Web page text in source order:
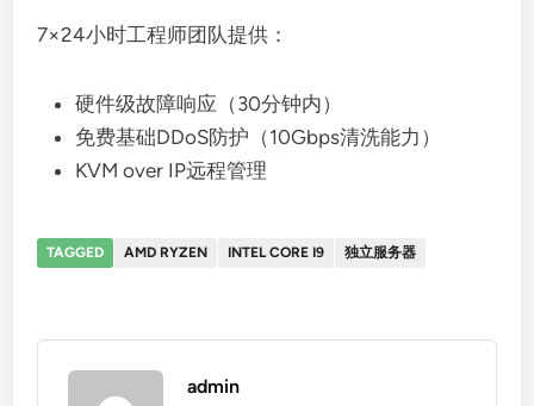
7×24小时工程师团队提供：
硬件级故障响应（30分钟内）
免费基础DDoS防护（10Gbps清洗能力）
KVM over IP远程管理
TAGGED AMD RYZEN INTEL CORE I9 独立服务器
admin